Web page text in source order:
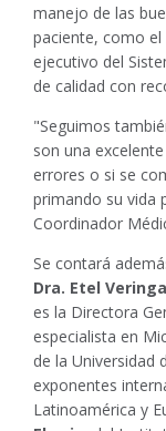
manejo de las
paciente, como el
ejecutivo del
de calidad con
"Seguimos
son una
errores o si se
primando su vida
Coordinador
Se contará
Dra. Etel Veringa
es la Directora
especialista en
de la Universidad
exponentes
Latinoamérica y